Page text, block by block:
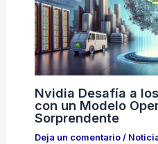
Nvidia Desafía a
con un Modelo
Sorprendente
Deja un comentario /